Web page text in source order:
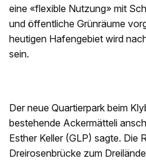
eine «flexible Nutzung» mit
und öffentliche Grünräume
heutigen Hafengebiet wird
sein.
Der neue Quartierpark beim
bestehende Ackermätteli
Esther Keller (GLP) sagte. Die
Dreirosenbrücke zum